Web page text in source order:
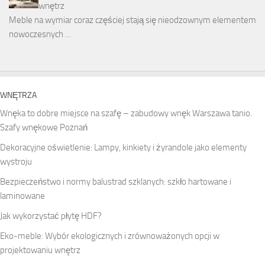
wnętrz
Meble na wymiar coraz częściej stają się nieodzownym elementem
nowoczesnych …
WNĘTRZA
Wnęka to dobre miejsce na szafę – zabudowy wnęk Warszawa tanio.
Szafy wnękowe Poznań
Dekoracyjne oświetlenie: Lampy, kinkiety i żyrandole jako elementy
wystroju
Bezpieczeństwo i normy balustrad szklanych: szkło hartowane i
laminowane
Jak wykorzystać płytę HDF?
Eko-meble: Wybór ekologicznych i zrównoważonych opcji w
projektowaniu wnętrz